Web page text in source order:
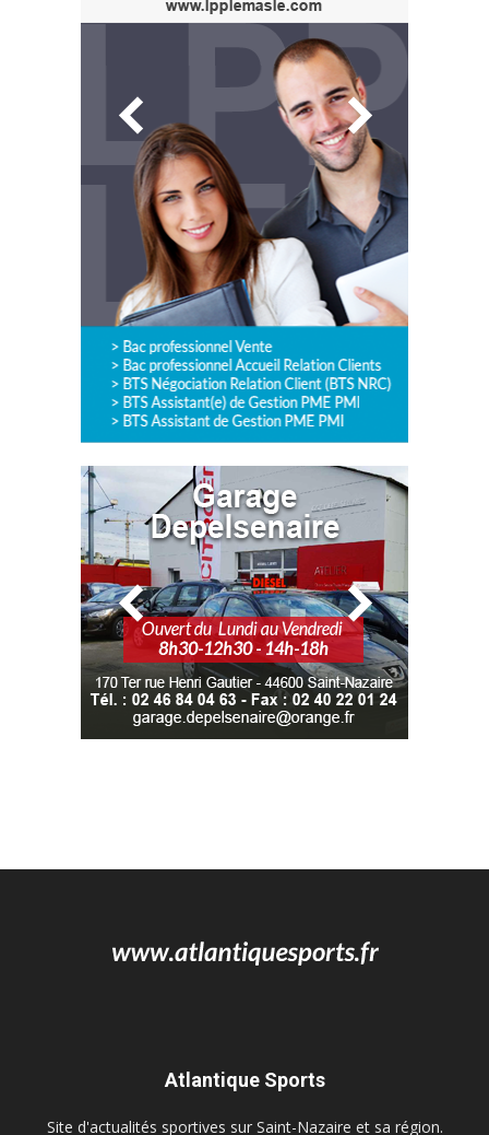
Atlantique Sports
Site d'actualités sportives sur Saint-Nazaire et sa région.